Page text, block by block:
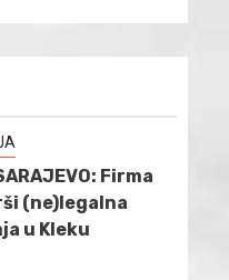
Firma
(ne)legalna
u Kleku